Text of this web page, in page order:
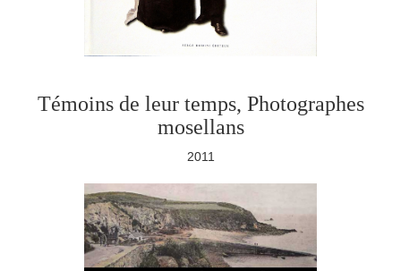
Témoins de leur temps, Photographes
mosellans
2011